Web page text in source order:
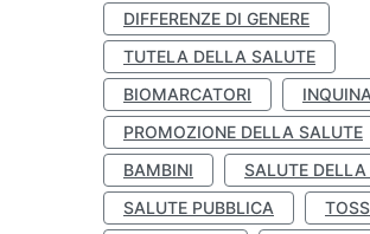
DIFFERENZE DI GENERE
TUTELA DELLA SALUTE
BIOMARCATORI
PROMOZIONE DELLA SALUTE
BAMBINI
SALUTE
SALUTE PUBBLICA